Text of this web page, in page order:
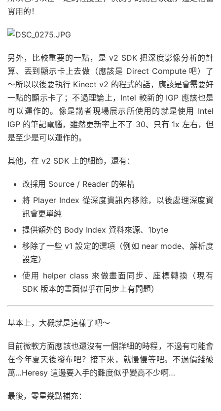
實用的！
另外，比較重要的一點，是 v2 SDK 把深度影像分析的計
算、丟到顯示卡上去做（應該是 Direct Compute 吧）了
～所以以後要執行 Kinect v2 的程式的話，應該是會需要好
一點的顯示卡了；不過理論上，Intel 較新的 IGP 應該也是
可以運作的。像是講者現場展示所使用的就是使用 Intel
IGP 的筆記電腦，雖然更新率上不了 30、只有 1x 左右，但
是至少是可以運作的。
其他，在 v2 SDK 上的細節，還有：
改採用 Source / Reader 的架構
將 Player Index 從深度資訊內移除，以後處理深度資
訊會更單純
提供額外的 Body Index 資料來源、1byte
移除了一些 v1 設定的選項（例如 near mode、解析度
設定）
使用 helper class 來做畫面同步、座標轉換（現有
SDK 版本的畫面似乎在同步上有問題）
基本上，大概就是這樣了吧～
目前微軟方面應該也還沒有一個詳細的時程，不過有可能會
在今年夏天後發布吧？接下來，就慢慢等吧。不過價錢破
萬…Heresy 這邊要入手的難度似乎變高不少啊…
最後，零星幾點補充：